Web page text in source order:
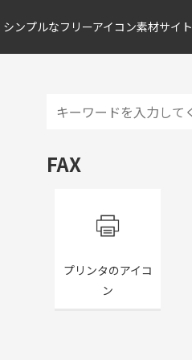
シンプルなフリーアイコン素材サイト
FAX
プリンタのアイコ
ン